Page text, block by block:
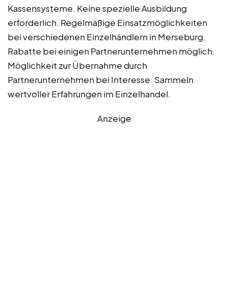
Kassensysteme. Keine spezielle Ausbildung
erforderlich. Regelmäßige Einsatzmöglichkeiten
bei verschiedenen Einzelhändlern in Merseburg.
Rabatte bei einigen Partnerunternehmen möglich.
Möglichkeit zur Übernahme durch
Partnerunternehmen bei Interesse. Sammeln
wertvoller Erfahrungen im Einzelhandel.
Anzeige